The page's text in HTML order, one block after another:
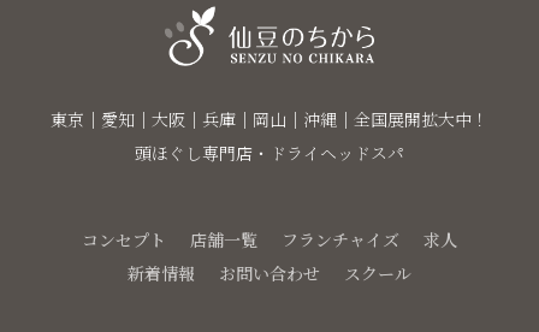
東京｜愛知｜大阪｜兵庫｜岡山｜沖縄｜全国展開拡大中！
頭ほぐし専門店・ドライヘッドスパ
コンセプト 店舗一覧 フランチャイズ
求人
新着情報
お問い合わせ スクール